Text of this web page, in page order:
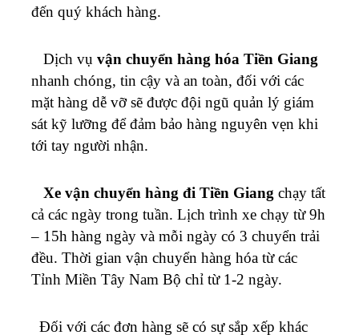
đến quý khách hàng.
Dịch vụ vận chuyển hàng hóa Tiền Giang
nhanh chóng, tin cậy và an toàn, đối với các
mặt hàng dễ vỡ sẽ được đội ngũ quản lý giám
sát kỹ lưỡng để đảm bảo hàng nguyên vẹn khi
tới tay người nhận.
Xe vận chuyển hàng đi Tiền Giang chạy tất
cả các ngày trong tuần. Lịch trình xe chạy từ 9h
– 15h hàng ngày và mỗi ngày có 3 chuyển trải
đều. Thời gian vận chuyển hàng hóa từ các
Tỉnh Miền Tây Nam Bộ chỉ từ 1-2 ngày.
Đối với các đơn hàng sẽ có sự sắp xếp khác